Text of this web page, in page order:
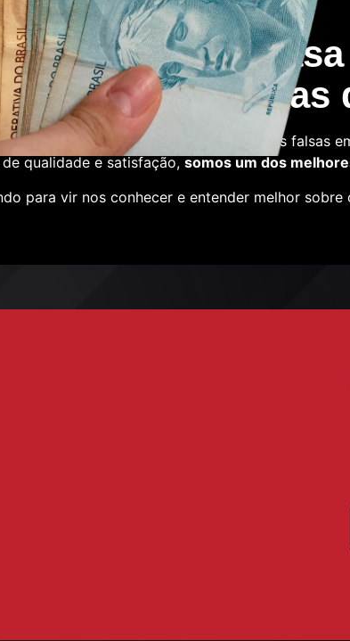
conosco: La
de notas falsas
é o melhor lugar para comprar notas falsas
qualidade e satisfação, somos um dos
para vir nos conhecer e entender melhor